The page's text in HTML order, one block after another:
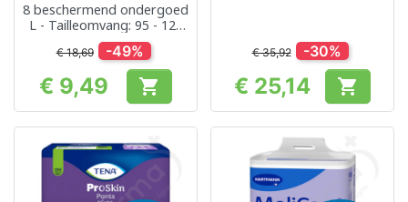
8 beschermend ondergoed
L - Tailleomvang: 95 - 125
cm
€ 18,69 -49%
Prijs
€ 9,49 
€ 35,92 -30%
Prijs
€ 25,14 